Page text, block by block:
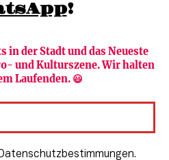
!
in der Stadt und das Neueste
und Kulturszene. Wir halten
Laufenden. 😃
Verlag